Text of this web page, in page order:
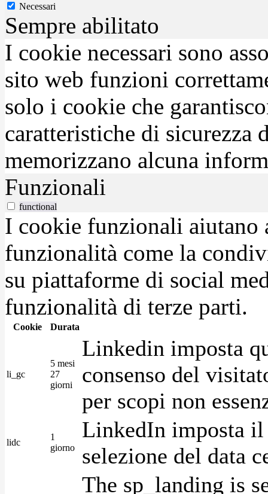
Necessari
Sempre abilitato
I cookie necessari sono
sito web funzioni
solo i cookie che
caratteristiche di sicurezza
memorizzano alcuna
Funzionali
functional
I cookie funzionali aiutano
funzionalità come la
su piattaforme di social
funzionalità di terze parti.
Cookie Durata
li_gc
5 mesi
27
giorni
Linkedin imposta
consenso del
per scopi non
lidc
1
giorno
LinkedIn imposta
selezione del data
The sp_landing is